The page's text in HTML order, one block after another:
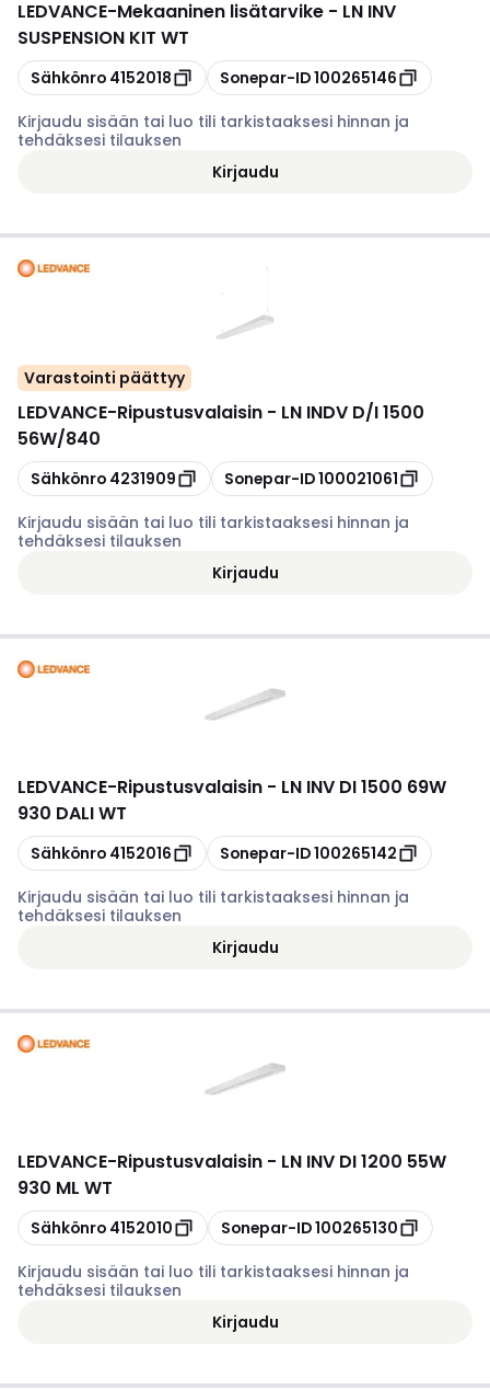
LEDVANCE-Mekaaninen lisätarvike - LN INV
SUSPENSION KIT WT
Kopioi
Sähkönro 4152018 Kopioi
Sonepar-ID100265146
Kirjaudu sisään tai luo tili tarkistaaksesi hinnan ja
tehdäksesi tilauksen
Kirjaudu
Varastointi päättyy
LEDVANCE-Ripustusvalaisin - LN INDV D/I 1500
56W/840
Kopioi
Sähkönro 4231909 Kopioi
Sonepar-ID100021061
Kirjaudu sisään tai luo tili tarkistaaksesi hinnan ja
tehdäksesi tilauksen
Kirjaudu
LEDVANCE-Ripustusvalaisin - LN INV DI 1500 69W
930 DALI WT
Kopioi
Sähkönro 4152016 Kopioi
Sonepar-ID100265142
Kirjaudu sisään tai luo tili tarkistaaksesi hinnan ja
tehdäksesi tilauksen
Kirjaudu
LEDVANCE-Ripustusvalaisin - LN INV DI 1200 55W
930 ML WT
Kopioi
Sähkönro 4152010 Kopioi
Sonepar-ID100265130
Kirjaudu sisään tai luo tili tarkistaaksesi hinnan ja
tehdäksesi tilauksen
Kirjaudu